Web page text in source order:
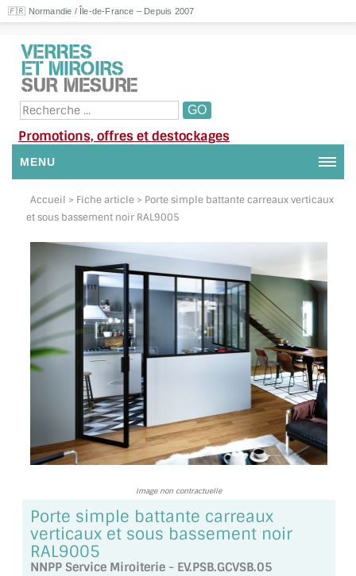
🇫🇷 Normandie / Île-de-France – Depuis 2007
Promotions, offres et destockages
MENU
NOUS CONTACTER
DEMANDE DE DEVIS
SUIVI DE DEVIS
SUIVI DE COMMANDE
TOUS LES TARIFS AU M2
GUIDE : CHOIX PAR UTILISATION
INSPIRATIONS ET NOUVEAUTÉS
MIROIRS VIEILLIS AMBIANCE BRASSERIE
MIROIR SUR MESURE
Accueil > Fiche article > Porte simple battante carreaux verticaux
et sous bassement noir RAL9005
Image non contractuelle
Porte simple battante carreaux
verticaux et sous bassement noir
RAL9005
NNPP Service Miroiterie - EV.PSB.GCVSB.05